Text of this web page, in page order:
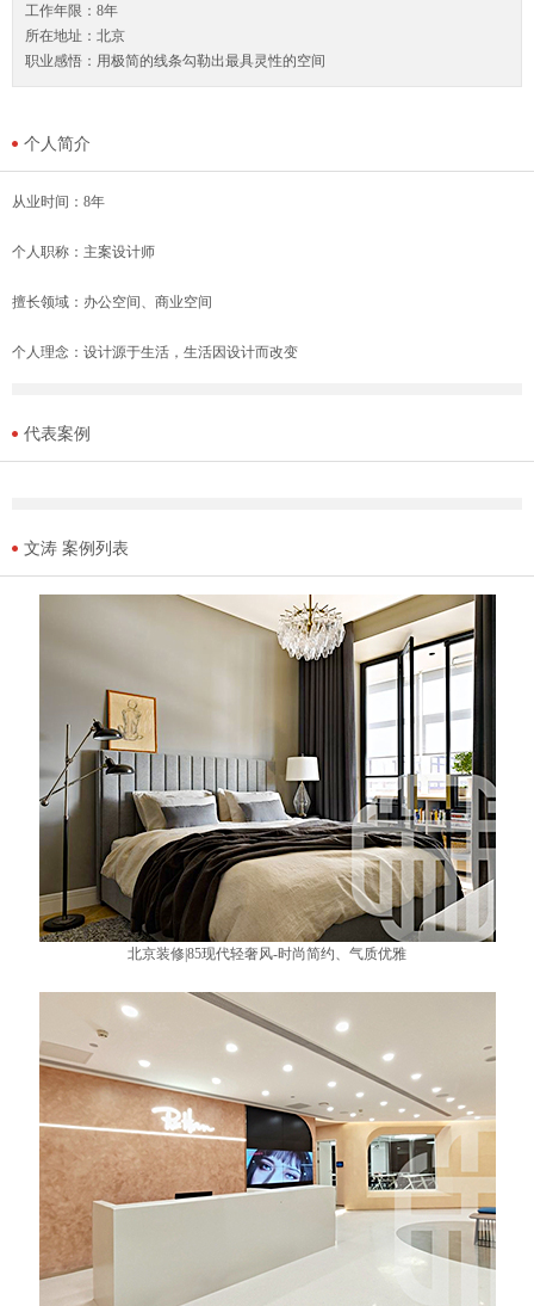
工作年限：8年
所在地址：北京
职业感悟：用极简的线条勾勒出最具灵性的空间
个人简介
从业时间：8年
个人职称：主案设计师
擅长领域：办公空间、商业空间
个人理念：设计源于生活，生活因设计而改变
代表案例
文涛 案例列表
北京装修|85现代轻奢风-时尚简约、气质优雅